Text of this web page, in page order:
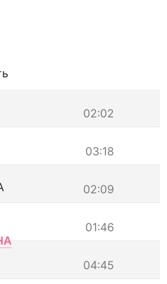
02:02
03:18
02:09
01:46
04:45